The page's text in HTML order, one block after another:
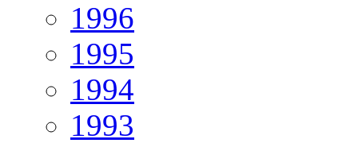
1996
1995
1994
1993